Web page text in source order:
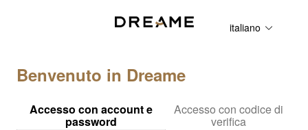
italiano
Benvenuto in Dreame
Accesso con account e
password
Accesso con codice di
verifica